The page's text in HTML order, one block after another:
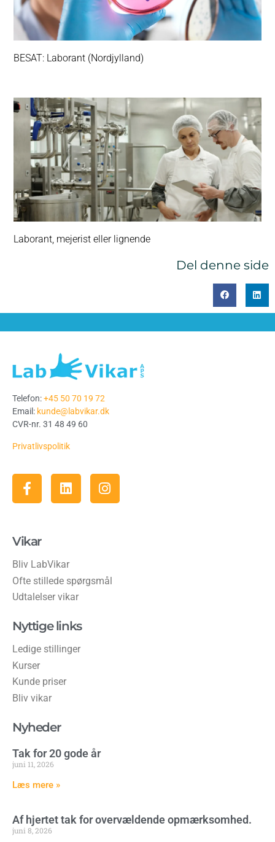
BESAT: Laborant (Nordjylland)
Laborant, mejerist eller lignende
Del denne side
Telefon:+45 50 70 19 72
Email: kunde@labvikar.dk
CVR-nr. 31 48 49 60
Privatlivspolitik
Vikar
Bliv LabVikar
Ofte stillede spørgsmål
Udtalelser vikar
Nyttige links
Ledige stillinger
Kurser
Kunde priser
Bliv vikar
Nyheder
Tak for 20 gode år
juni 11, 2026
Læs mere »
Af hjertet tak for overvældende opmærksomhed.
juni 8, 2026